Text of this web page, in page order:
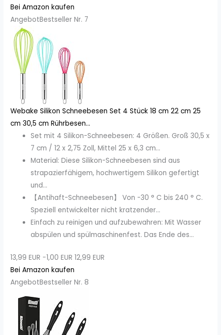
Bei Amazon kaufen
AngebotBestseller Nr. 7
Webake Silikon Schneebesen Set 4 Stück 18 cm 22 cm 25
cm 30,5 cm Rührbesen...
Set mit 4 Silikon-Schneebesen: 4 Größen. Groß 30,5 x
7 cm / 12 x 2,75 Zoll, Mittel 25 x 6,3 cm...
Material: Diese Silikon-Schneebesen sind aus
strapazierfähigem, hochwertigem Silikon gefertigt
und...
【Antihaft-Schneebesen】 Von -30 ° C bis 240 ° C.
Speziell entwickelter nicht kratzender...
Einfach zu reinigen und aufzubewahren: Mit Wasser
abspülen und spülmaschinenfest. Das Ende des...
13,99 EUR −1,00 EUR 12,99 EUR
Bei Amazon kaufen
AngebotBestseller Nr. 8